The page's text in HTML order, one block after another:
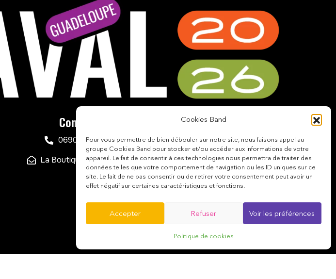
Cookies Band
Pour vous permettre de bien débouler sur notre site, nous faisons appel au
groupe Cookies Band pour stocker et/ou accéder aux informations de votre
appareil. Le fait de consentir à ces technologies nous permettra de traiter des
données telles que votre comportement de navigation ou les ID uniques sur ce
site. Le fait de ne pas consentir ou de retirer votre consentement peut avoir un
effet négatif sur certaines caractéristiques et fonctions.
Accepter Refuser Voir les préférences
Politique de cookies
Contact
0690 24 99 71
La Boutique du Carnaval
Newsletter
Agenda, bons plans, résultats…
Abonnez-vous à notre Newsletter afin
de ne rien manquer !